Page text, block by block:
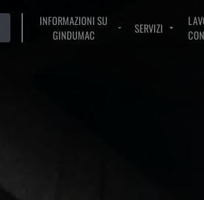
INFORMAZIONI SU
GINDUMAC
SERVIZI